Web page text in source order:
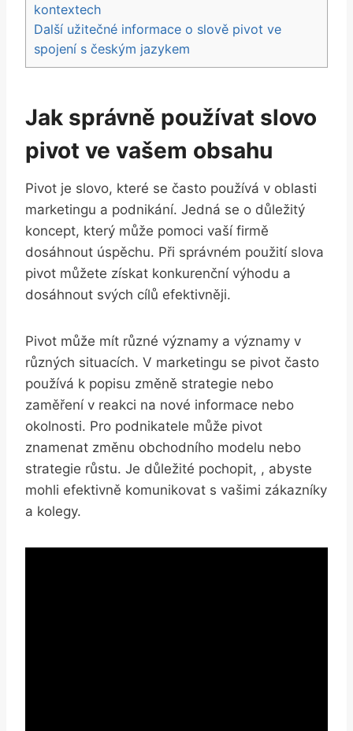
kontextech
Další užitečné informace o slově pivot ve
spojení s českým jazykem
Jak správně používat slovo
pivot ve vašem obsahu
Pivot je slovo, které se často používá v oblasti
marketingu a podnikání. Jedná se o důležitý
koncept, který může pomoci vaší firmě
dosáhnout úspěchu. Při správném použití slova
pivot můžete získat konkurenční výhodu a
dosáhnout svých cílů efektivněji.
Pivot může mít různé významy a významy v
různých situacích. V marketingu se pivot často
používá k popisu změně strategie nebo
zaměření v reakci na nové informace nebo
okolnosti. Pro podnikatele může pivot
znamenat změnu obchodního modelu nebo
strategie růstu. Je důležité pochopit, , abyste
mohli efektivně komunikovat s vašimi zákazníky
a kolegy.